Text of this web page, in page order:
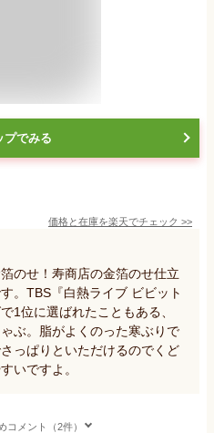
プでみる
価格と在庫を楽天でチェック >>
のせ！寿商店の金箔のせ仕立
。TBS『白熱ライブ ビビット
1位に選ばれたこともある、
ぶ。脂がよくのった寒ぶりで
っぱりといただけるのでくど
いですよ。
コメント（2件）